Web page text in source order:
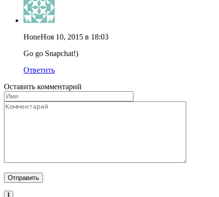
HoneНоя 10, 2015 в 18:03
Go go Snapchat!)
Ответить
Оставить комментарий